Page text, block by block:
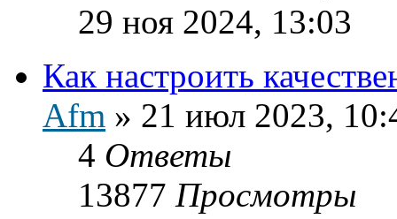
29 ноя 2024, 13:03
Как настроить
Afm » 21 июл 2023,
4 Ответы
13877 Просмотры